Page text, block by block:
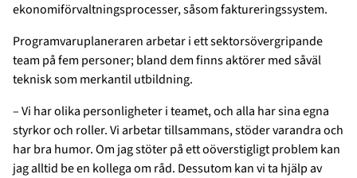
ekonomiförvaltningsprocesser, såsom faktureringssystem.
Programvaruplaneraren arbetar i ett sektorsövergripande
team på fem personer; bland dem finns aktörer med såväl
teknisk som merkantil utbildning.
– Vi har olika personligheter i teamet, och alla har sina egna
styrkor och roller. Vi arbetar tillsammans, stöder varandra och
har bra humor. Om jag stöter på ett oöverstigligt problem kan
jag alltid be en kollega om råd. Dessutom kan vi ta hjälp av